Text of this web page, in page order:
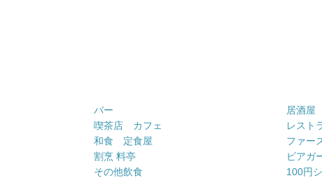
バー
居酒屋
喫茶店 カフェ
レスト
和食 定食屋
ファー
割烹 料亭
ビアガ
その他飲食
100円